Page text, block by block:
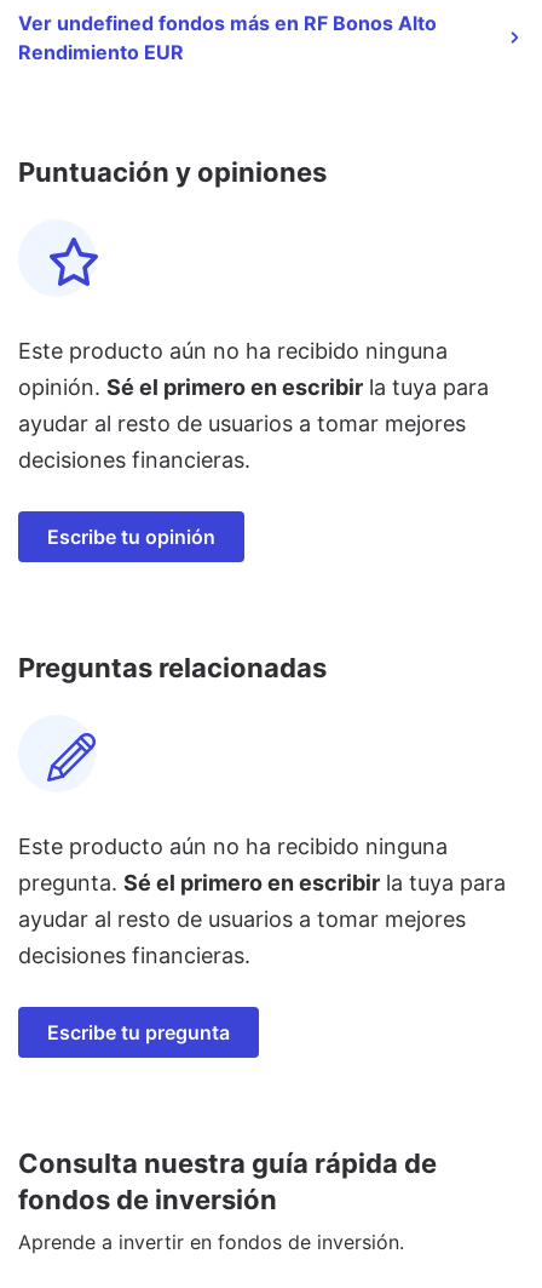
Ver undefined fondos más en RF Bonos Alto
Rendimiento EUR
Puntuación y opiniones
Este producto aún no ha recibido ninguna
opinión. Sé el primero en escribir la tuya para
ayudar al resto de usuarios a tomar mejores
decisiones financieras.
Escribe tu opinión
Preguntas relacionadas
Este producto aún no ha recibido ninguna
pregunta. Sé el primero en escribir la tuya para
ayudar al resto de usuarios a tomar mejores
decisiones financieras.
Escribe tu pregunta
Consulta nuestra guía rápida de
fondos de inversión
Aprende a invertir en fondos de inversión.